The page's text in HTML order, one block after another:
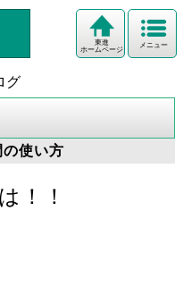
メニュー
東進
ホームページ
グ
使い方
！！